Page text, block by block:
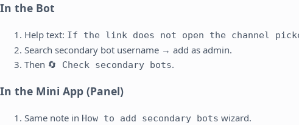
In the Bot
Help text: If the link does not open the channel
Search secondary bot username → add as admin.
Then 🔄 Check secondary bots.
In the Mini App (Panel)
Same note in How to add secondary bots wizard.